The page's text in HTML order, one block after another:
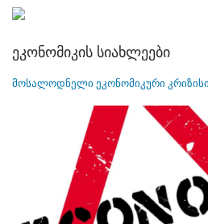
ეკონომიკის სიახლეები
მოსალოდნელი ეკონომიკური